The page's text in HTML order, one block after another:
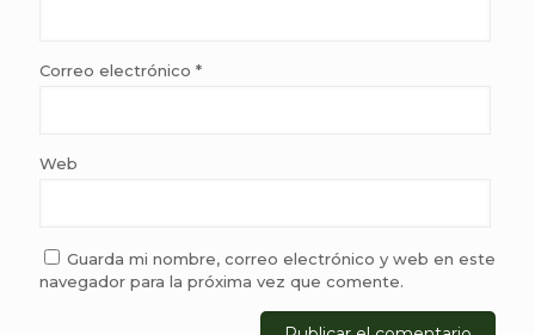
Correo electrónico *
Web
Guarda mi nombre, correo electrónico y web en este
navegador para la próxima vez que comente.